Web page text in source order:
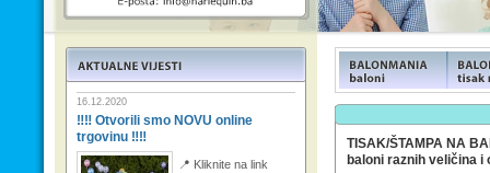
16.12.2020
‼‼ Otvorili smo NOVU online
trgovinu ‼‼
📍 Kliknite na link
TISAK/ŠTAMPA NA
baloni raznih veličina i